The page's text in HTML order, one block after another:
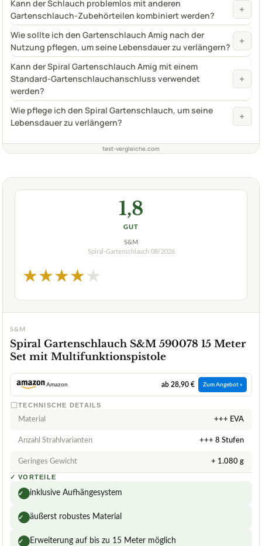
Kann der Schlauch problemlos mit anderen
Gartenschlauch-Zubehörteilen kombiniert werden?
+
Wie sollte ich den Gartenschlauch Amig nach der
Nutzung pflegen, um seine Lebensdauer zu verlängern?
+
Kann der Spiral Gartenschlauch Amig mit einem
Standard-Gartenschlauchanschluss verwendet
werden?
+
Wie pflege ich den Spiral Gartenschlauch, um seine
Lebensdauer zu verlängern?
+
test-vergleiche.com
1,8
GUT
S&M
Spiral-Gartenschlauch 08/2026
★★★★★
S&M
Spiral Gartenschlauch S&M 590078 15 Meter
Set mit Multifunktionspistole
Amazon ab 28,90 € Zum Angebot »
TECHNISCHE DETAILS
Material +++ EVA
Anzahl Strahlvarianten +++ 8 Stufen
Geringes Gewicht + 1.080 g
✓ VORTEILE
✓ inklusive Aufhängesystem
✓ äußerst robustes Material
✓ Erweiterung auf bis zu 15 Meter möglich